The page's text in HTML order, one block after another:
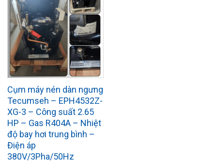
Cụm máy nén dàn ngưng
Tecumseh – EPH4532Z-
XG-3 – Công suất 2.65
HP – Gas R404A – Nhiệt
độ bay hơi trung bình –
Điện áp
380V/3Pha/50Hz